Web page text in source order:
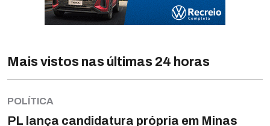
Mais vistos nas últimas 24 horas
POLÍTICA
PL lança candidatura própria em Minas